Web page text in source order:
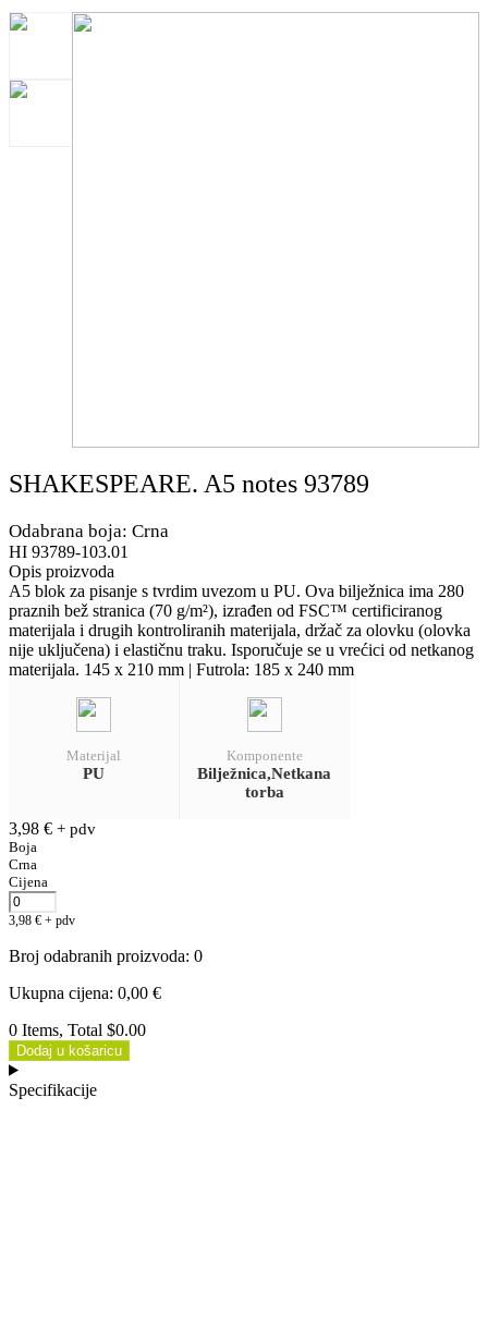
SHAKESPEARE. A5 notes 93789
Odabrana boja: Crna
HI 93789-103.01
Opis proizvoda
A5 blok za pisanje s tvrdim uvezom u PU. Ova bilježnica ima 280
praznih bež stranica (70 g/m²), izrađen od FSC™ certificiranog
materijala i drugih kontroliranih materijala, držač za olovku (olovka
nije uključena) i elastičnu traku. Isporučuje se u vrećici od netkanog
materijala. 145 x 210 mm | Futrola: 185 x 240 mm
Materijal
PU
Komponente
Bilježnica,Netkana
torba
3,98 € + pdv
Boja
Crna
Cijena
3,98 € + pdv
Broj odabranih proizvoda: 0
Ukupna cijena: 0,00 €
0 Items, Total $0.00
Dodaj u košaricu
Specifikacije